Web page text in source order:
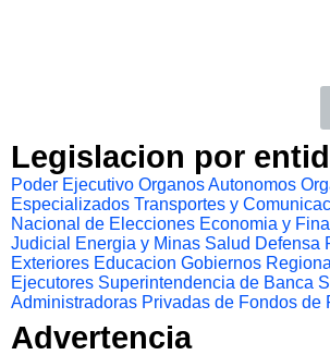
Legislacion por
Poder Ejecutivo Organos Autonomos
Especializados Transportes y
Nacional de Elecciones Economia y
Judicial
Energia y Minas Salud Defensa
Exteriores Educacion Gobiernos
Ejecutores Superintendencia de Banca
Administradoras Privadas de Fondos de
Advertencia